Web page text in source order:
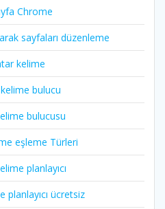
Chrome
sayfaları düzenleme
kelime
bulucu
bulucusu
eşleme Türleri
planlayıcı
planlayıcı ücretsiz